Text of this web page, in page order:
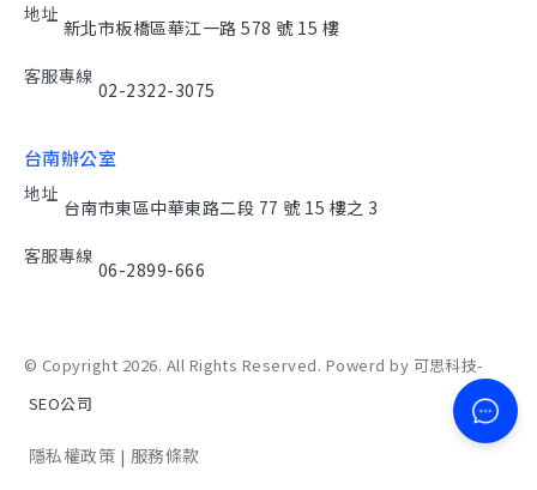
地址
新北市板橋區華江一路 578 號 15 樓
客服專線
02-2322-3075
台南辦公室
地址
台南市東區中華東路二段 77 號 15 樓之 3
客服專線
06-2899-666
© Copyright 2026. All Rights Reserved. Powerd by 可思科技-
SEO公司
隱私權政策 | 服務條款